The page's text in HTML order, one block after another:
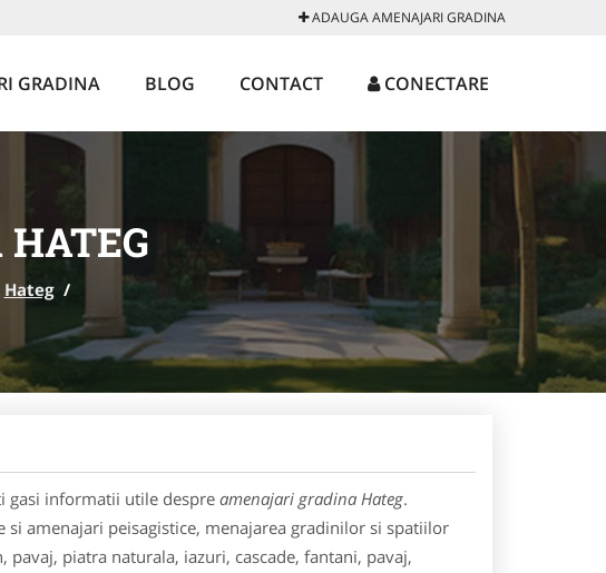
ADAUGA AMENAJARI GRADINA
GRADINA BLOG CONTACT CONECTARE
Hateg /
gasi informatii utile despre amenajari gradina Hateg.
amenajari peisagistice, menajarea gradinilor si spatiilor
piatra naturala, iazuri, cascade, fantani, pavaj,